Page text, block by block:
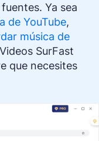
Ya sea
de YouTube,
música de
SurFast
que necesites